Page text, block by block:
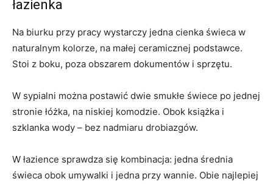
łazienka
Na biurku przy pracy wystarczy jedna cienka świeca w
naturalnym kolorze, na małej ceramicznej podstawce.
Stoi z boku, poza obszarem dokumentów i sprzętu.
W sypialni można postawić dwie smukłe świece po jednej
stronie łóżka, na niskiej komodzie. Obok książka i
szklanka wody – bez nadmiaru drobiazgów.
W łazience sprawdza się kombinacja: jedna średnia
świeca obok umywalki i jedna przy wannie. Obie najlepiej